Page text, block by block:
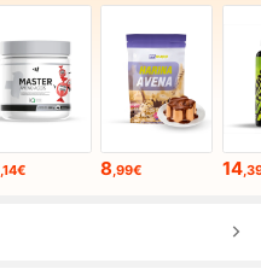
,14€ 8,99€ 14